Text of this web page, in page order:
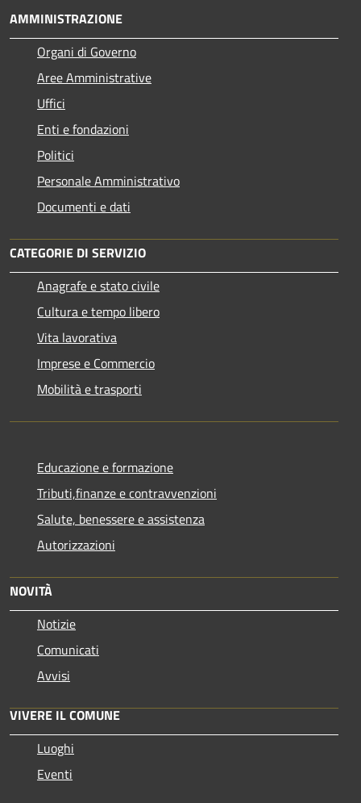
AMMINISTRAZIONE
Organi di Governo
Aree Amministrative
Uffici
Enti e fondazioni
Politici
Personale Amministrativo
Documenti e dati
CATEGORIE DI SERVIZIO
Anagrafe e stato civile
Cultura e tempo libero
Vita lavorativa
Imprese e Commercio
Mobilità e trasporti
Educazione e formazione
Tributi,finanze e contravvenzioni
Salute, benessere e assistenza
Autorizzazioni
NOVITÀ
Notizie
Comunicati
Avvisi
VIVERE IL COMUNE
Luoghi
Eventi